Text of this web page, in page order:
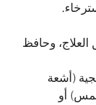
وحافظ
(أشعة
أو